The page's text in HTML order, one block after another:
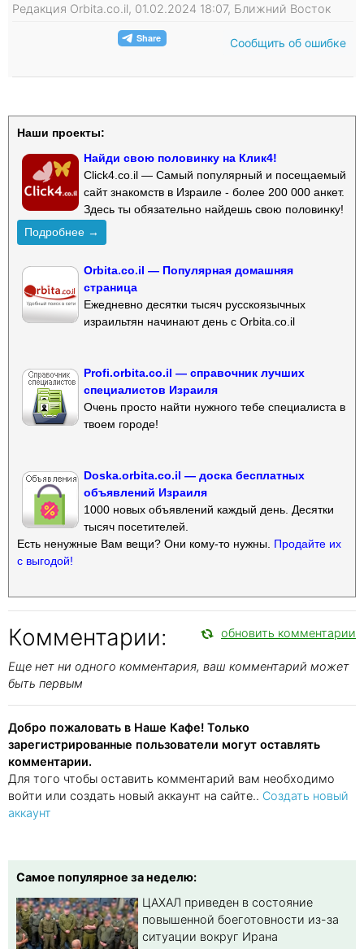
Редакция Orbita.co.il, 01.02.2024 18:07, Ближний Восток
Сообщить об ошибке
Наши проекты:
Найди свою половинку на Клик4!
Click4.co.il — Самый популярный и посещаемый
сайт знакомств в Израиле - более 200 000 анкет.
Здесь ты обязательно найдешь свою половинку!
Подробнее →
Orbita.co.il — Популярная домашняя
страница
Ежедневно десятки тысяч русскоязычных
израильтян начинают день с Orbita.co.il
Profi.orbita.co.il — справочник лучших
специалистов Израиля
Очень просто найти нужного тебе специалиста в
твоем городе!
Doska.orbita.co.il — доска бесплатных
объявлений Израиля
1000 новых объявлений каждый день. Десятки
тысяч посетителей.
Есть ненужные Вам вещи? Они кому-то нужны. Продайте их
с выгодой!
Комментарии: обновить комментарии
Еще нет ни одного комментария, ваш комментарий может
быть первым
Добро пожаловать в Наше Кафе! Только
зарегистрированные пользователи могут оставлять
комментарии.
Для того чтобы оставить комментарий вам необходимо
войти или создать новый аккаунт на сайте.. Создать новый
аккаунт
Самое популярное за неделю:
ЦАХАЛ приведен в состояние
повышенной боеготовности из-за
ситуации вокруг Ирана